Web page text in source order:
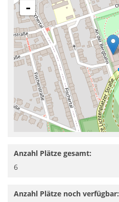
-
Anzahl Plätze gesamt:
6
Anzahl Plätze noch verfügbar: